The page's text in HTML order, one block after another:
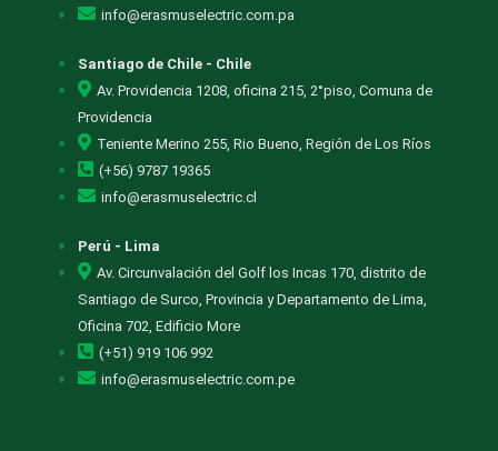
info@erasmuselectric.com.pa
Santiago de Chile - Chile
Av. Providencia 1208, oficina 215, 2°piso, Comuna de
Providencia
Teniente Merino 255, Rio Bueno, Región de Los Ríos
(+56) 9787 19365
info@erasmuselectric.cl
Perú - Lima
Av. Circunvalación del Golf los Incas 170, distrito de
Santiago de Surco, Provincia y Departamento de Lima,
Oficina 702, Edificio More
(+51) 919 106 992
info@erasmuselectric.com.pe